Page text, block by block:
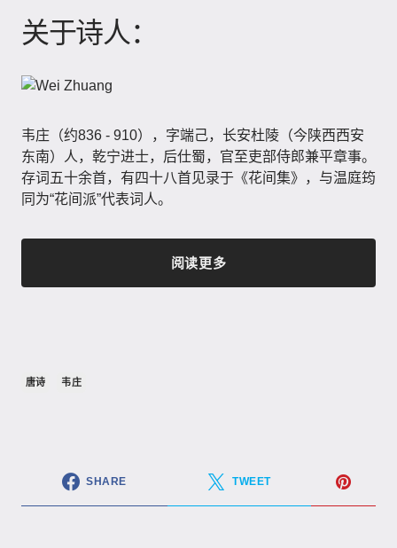
关于诗人：
韦庄（约836 - 910），字端己，长安杜陵（今陕西西安
东南）人，乾宁进士，后仕蜀，官至吏部侍郎兼平章事。
存词五十余首，有四十八首见录于《花间集》​，与温庭筠
同为“花间派”代表词人。
阅读更多
唐诗 韦庄
SHARE TWEET